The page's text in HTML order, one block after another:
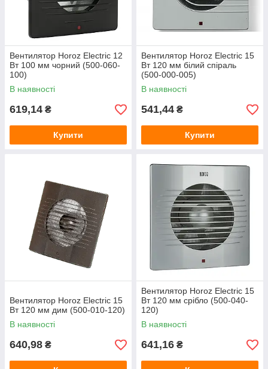
Вентилятор Horoz Electric 12
Вт 100 мм чорний (500-060-
100)
В наявності
619,14 ₴
Купити
Вентилятор Horoz Electric 15
Вт 120 мм білий спіраль
(500-000-005)
В наявності
541,44 ₴
Купити
Вентилятор Horoz Electric 15
Вт 120 мм дим (500-010-120)
В наявності
640,98 ₴
Вентилятор Horoz Electric 15
Вт 120 мм срібло (500-040-
120)
В наявності
641,16 ₴